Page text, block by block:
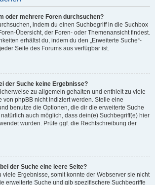
oder mehrere Foren durchsuchen?
indem du einen Suchbegriff in die Suchbox
Übersicht, der Foren- oder Themenansicht findest.
erhältst du, indem du den „Erweiterte Suche“-
Seite des Forums aus verfügbar ist.
der Suche keine Ergebnisse?
zu allgemein gehalten und enthielt zu viele
von phpBB nicht indiziert werden. Stelle eine
benutze die Optionen, die dir die erweiterte Suche
auch möglich, dass dein(e) Suchbegriff(e) hier
wurden. Prüfe ggf. die Rechtschreibung der
der Suche eine leere Seite?
viele Ergebnisse, somit konnte der Webserver sie nicht
erweiterte Suche und gib spezifischere Suchbegriffe